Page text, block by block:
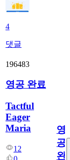
4
댓글
196483
영공 완료
Tactful
Eager
Maria
12
영
공
완